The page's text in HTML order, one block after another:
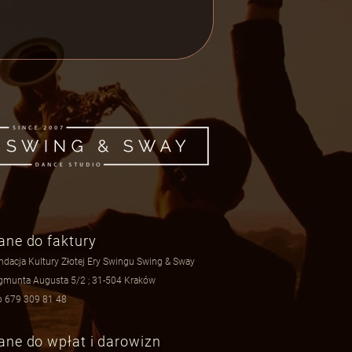
do faktury
Kultury Złotej Ery Swingu Swing & Sway
Augusta 5/2 ; 31-504 Kraków
679 309 81 48
do wpłat i darowizn